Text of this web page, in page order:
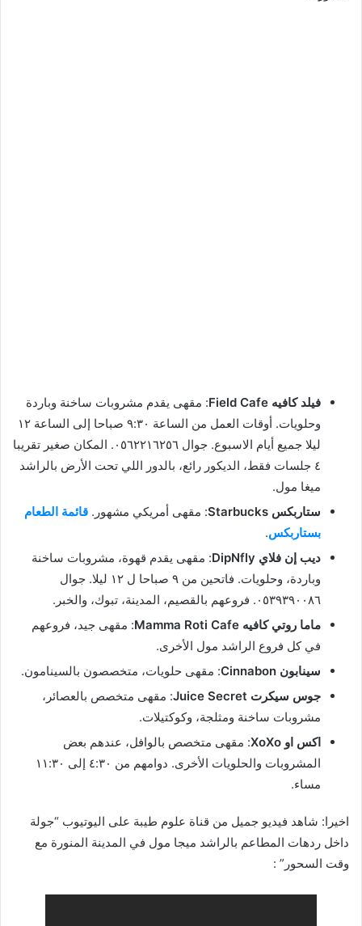
فيلد كافيه Field Cafe
: مقهى يقدم مشروبات ساخنة وباردة
وحلويات. أوقات العمل من الساعة ٩:٣٠ صباحا إلى الساعة ١٢
ليلا جميع أيام الاسبوع. جوال ٠٥٦٢٢١٦٢٥٦. المكان صغير تقريبا
٤ جلسات فقط، الديكور رائع، بالدور اللي تحت الأرض بالراشد
ميغا مول.
ستاربكس Starbucks
: مقهى أمريكي مشهور. قائمة الطعام
بستاربكس.
ديب إن فلاي DipNfly
: مقهى يقدم قهوة، مشروبات ساخنة
وباردة، وحلويات. فاتحين من ٩ صباحا ل ١٢ ليلا. جوال
٠٥٣٩٣٩٠٠٨٦. فروعهم بالقصيم، المدينة، تبوك، والخبر.
ماما روتي كافيه Mamma Roti Cafe
: مقهى جيد، فروعهم
في كل فروع الراشد مول الأخرى.
سينابون Cinnabon
: مقهى حلويات، متخصصون بالسينامون.
جوس سيكرت Juice Secret
: مقهى متخصص بالعصائر،
مشروبات ساخنة ومثلجة، وكوكتيلات.
اكس او XoXo
: مقهى متخصص بالوافل، عندهم بعض
المشروبات والحلويات الأخرى. دوامهم من ٤:٣٠ إلى ١١:٣٠
مساء.
اخيرا: شاهد فيديو جميل من قناة علوم طيبة على اليوتيوب “جولة
داخل ردهات المطاعم بالراشد ميجا مول في المدينة المنورة مع
وقت السحور” :